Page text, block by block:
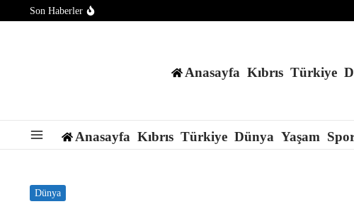
İçeriğe atlaSon Haberler
İranlı yetkili, Hürmüz Boğazı’nın İran’a yönelik tehditler sona erene kadar
Anasayfa Kıbrıs Türkiye
Anasayfa Kıbrıs Türkiye Dünya Yaşam
Dünya